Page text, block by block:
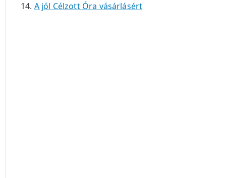
A jól Célzott Óra vásárlásért